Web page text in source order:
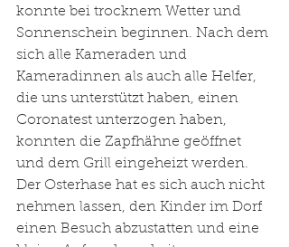
konnte bei trocknem Wetter und
Sonnenschein beginnen. Nach dem
sich alle Kameraden und
Kameradinnen als auch alle Helfer,
die uns unterstützt haben, einen
Coronatest unterzogen haben,
konnten die Zapfhähne geöffnet
und dem Grill eingeheizt werden.
Der Osterhase hat es sich auch nicht
nehmen lassen, den Kinder im Dorf
einen Besuch abzustatten und eine